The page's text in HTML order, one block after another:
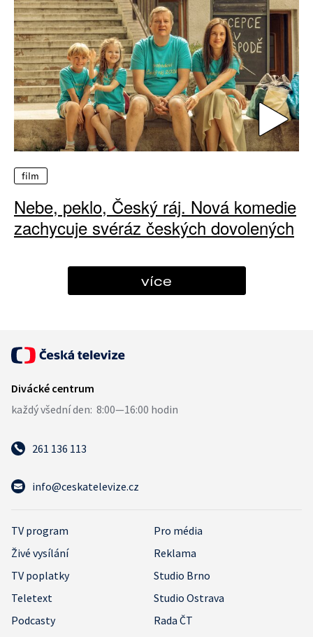
film
Nebe, peklo, Český ráj. Nová komedie
zachycuje svéráz českých dovolených
více
261 136 113
info@ceskatelevize.cz
TV program
Pro média
Živé vysílání
Reklama
TV poplatky
Studio Brno
Teletext
Studio Ostrava
Podcasty
Rada ČT